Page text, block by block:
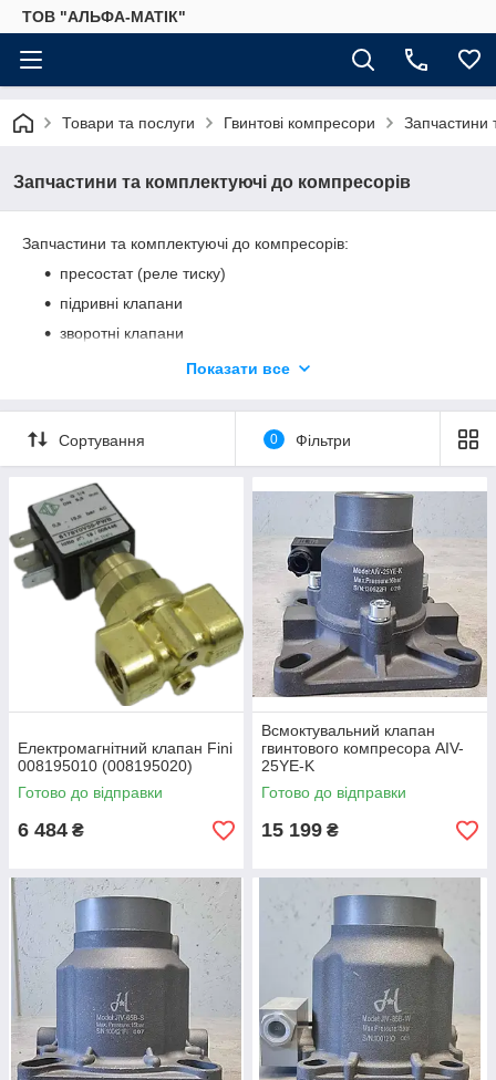
ТОВ "АЛЬФА-МАТІК"
Товари та послуги Гвинтові компресори Запчастини
Запчастини та комплектуючі до компресорів
Запчастини та комплектуючі до компресорів:
пресостат (реле тиску)
підривні клапани
зворотні клапани
компресорні головки і комплектуючі до них
Показати все
Сортування 0 Фільтри
Електромагнітний клапан Fini
008195010 (008195020)
Готово до відправки
6 484 ₴
Всмоктувальний клапан
гвинтового компресора AIV-
25YE-K
Готово до відправки
15 199 ₴